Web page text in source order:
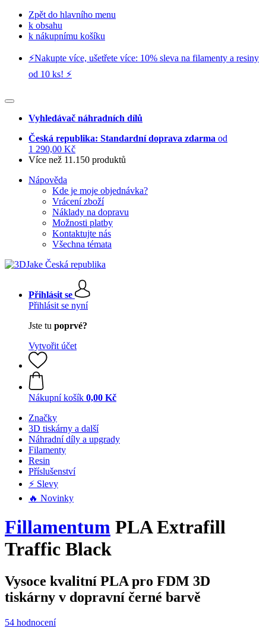
Zpět do hlavního menu
k obsahu
k nákupnímu košíku
⚡️Nakupte více, ušetřete více: 10% sleva na filamenty a resiny
od 10 ks! ⚡️
Vyhledávač náhradních dílů
Česká republika: Standardní doprava zdarma od
1 290,00 Kč
Více než 11.150 produktů
Nápověda
Kde je moje objednávka?
Vrácení zboží
Náklady na dopravu
Možnosti platby
Kontaktujte nás
Všechna témata
Přihlásit se
Přihlásit se nyní
Jste tu poprvé?
Vytvořit účet
Nákupní košík 0,00 Kč
Značky
3D tiskárny a další
Náhradní díly a upgrady
Filamenty
Resin
Příslušenství
⚡ Slevy
🔥 Novinky
Fillamentum PLA Extrafill
Traffic Black
Vysoce kvalitní PLA pro FDM 3D
tiskárny v dopravní černé barvě
54 hodnocení